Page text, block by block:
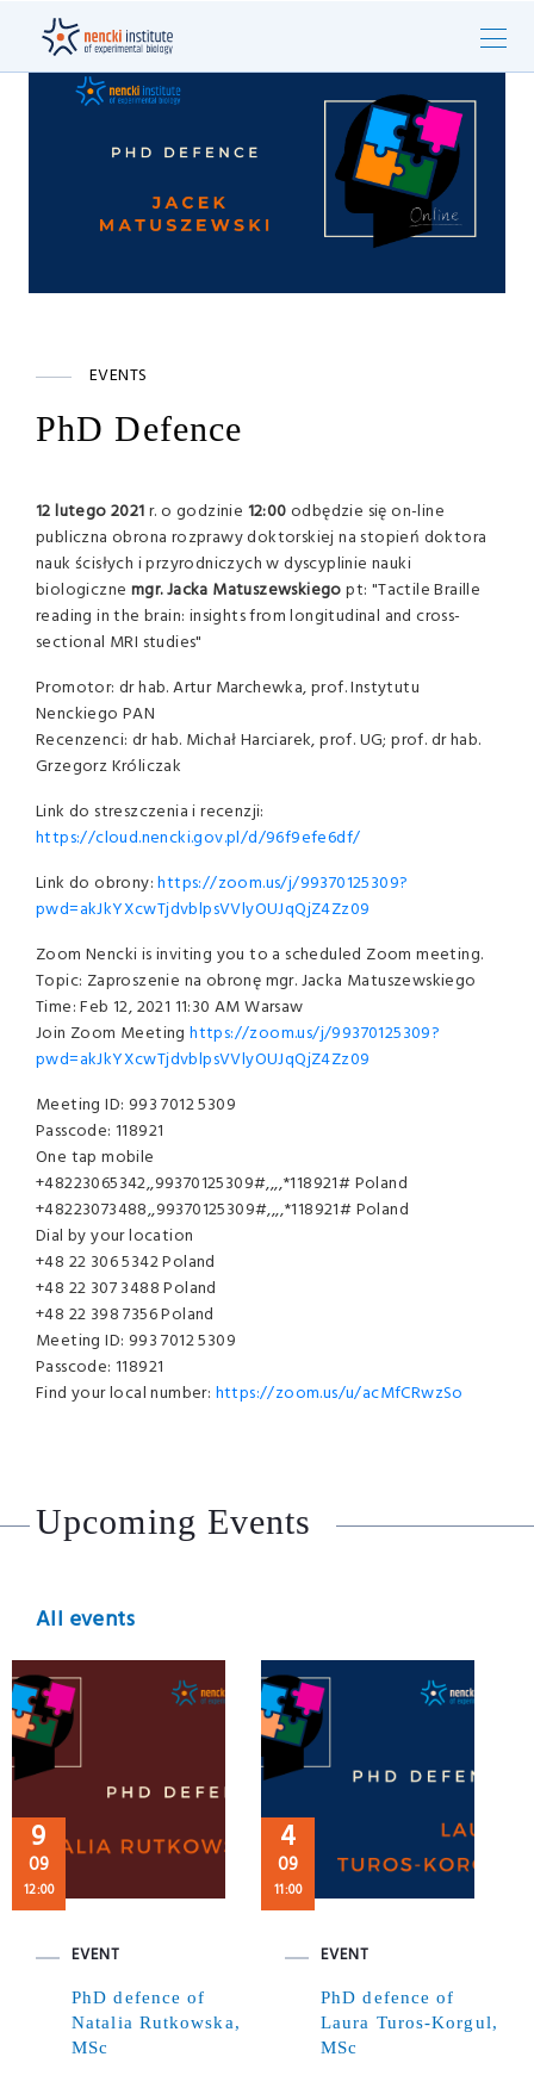
EVENTS
PhD Defence
12 lutego 2021r. o godzinie 12:00odbędzie się on-line
publiczna obrona rozprawy doktorskiej na stopień doktora
nauk ścisłych i przyrodniczych w dyscyplinie nauki
biologiczne mgr. Jacka Matuszewskiegopt: "Tactile Braille
reading in the brain: insights from longitudinal and cross-
sectional MRI studies"
Promotor: dr hab. Artur Marchewka, prof. Instytutu
Nenckiego PAN
Recenzenci: dr hab. Michał Harciarek, prof. UG; prof. dr hab.
Grzegorz Króliczak
Link do streszczenia i recenzji:
https://cloud.nencki.gov.pl/d/96f9efe6df/
Link do obrony:https://zoom.us/j/99370125309?
pwd=akJkYXcwTjdvblpsVVlyOUJqQjZ4Zz09
Zoom Nencki is inviting you to a scheduled Zoom meeting.
Topic: Zaproszenie na obronę mgr. Jacka Matuszewskiego
Time: Feb 12, 2021 11:30 AM Warsaw
Join Zoom Meetinghttps://zoom.us/j/99370125309?
pwd=akJkYXcwTjdvblpsVVlyOUJqQjZ4Zz09
Meeting ID: 993 7012 5309
Passcode: 118921
One tap mobile
+48223065342,,99370125309#,,,,*118921# Poland
+48223073488,,99370125309#,,,,*118921# Poland
Dial by your location
+48 22 306 5342 Poland
+48 22 307 3488 Poland
+48 22 398 7356 Poland
Meeting ID: 993 7012 5309
Passcode: 118921
Find your local number: https://zoom.us/u/acMfCRwzSo
Upcoming Events
All events
9
09
12:00
EVENT
PhD defence of
Natalia Rutkowska,
MSc
4
09
11:00
EVENT
PhD defence of
Laura Turos-Korgul,
MSc